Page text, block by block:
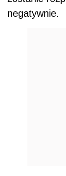
negatywnie.